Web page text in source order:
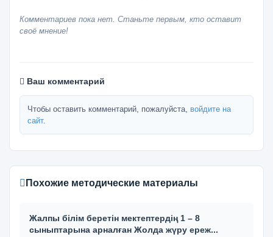
Комментариев пока нет. Станьте первым, кто оставит
своё мнение!
Ваш комментарий
Чтобы оставить комментарий, пожалуйста, войдите на
сайт.
Похожие методические материалы
Жалпы білім беретін мектептердің 1 – 8
сыныптарына арналған Жолда жүру ереж...